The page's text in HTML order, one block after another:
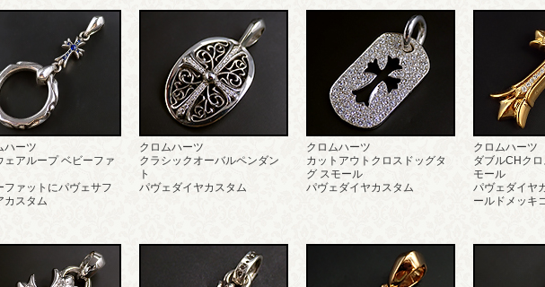
ハーツ
ェアループ ベビーファ
ファットにパヴェサフ
カスタム
クロムハーツ
クラシックオーバルペンダン
ト
パヴェダイヤカスタム
クロムハーツ
カットアウトクロスドッグタ
グ スモール
パヴェダイヤカスタム
クロムハーツ
ダブルCHク
モール
パヴェダイヤ
ールドメッキ